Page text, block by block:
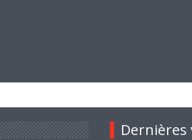
Dernières